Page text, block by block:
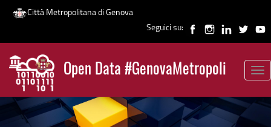
Salta
contenuto
principale
Città Metropolitana di Genova
Seguici su:
Open Data #GenovaMetropoli
News